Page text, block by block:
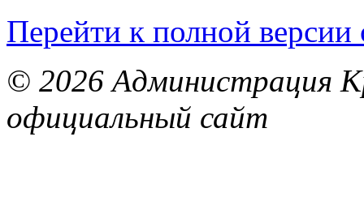
Перейти к полной версии
© 2026 Администрация
официальный сайт